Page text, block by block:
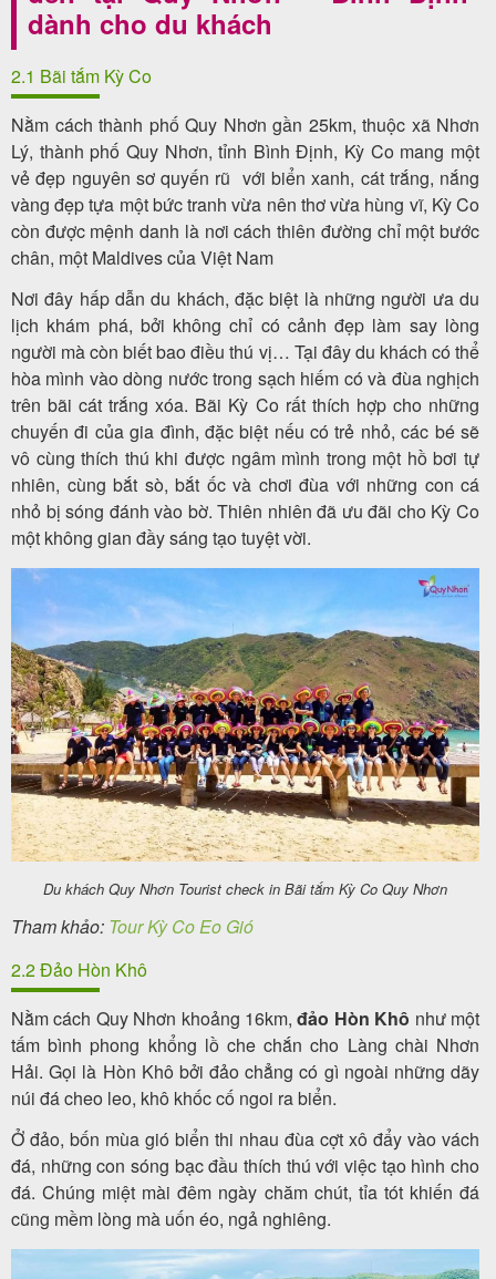
dành cho du khách
2.1 Bãi tắm Kỳ Co
Nằm cách thành phố Quy Nhơn gần 25km, thuộc xã Nhơn
Lý, thành phố Quy Nhơn, tỉnh Bình Định, Kỳ Co mang một
vẻ đẹp nguyên sơ quyến rũ với biển xanh, cát trắng, nắng
vàng đẹp tựa một bức tranh vừa nên thơ vừa hùng vĩ, Kỳ Co
còn được mệnh danh là nơi cách thiên đường chỉ một bước
chân, một Maldives của Việt Nam
Nơi đây hấp dẫn du khách, đặc biệt là những người ưa du
lịch khám phá, bởi không chỉ có cảnh đẹp làm say lòng
người mà còn biết bao điều thú vị… Tại đây du khách có thể
hòa mình vào dòng nước trong sạch hiếm có và đùa nghịch
trên bãi cát trắng xóa. Bãi Kỳ Co rất thích hợp cho những
chuyến đi của gia đình, đặc biệt nếu có trẻ nhỏ, các bé sẽ
vô cùng thích thú khi được ngâm mình trong một hồ bơi tự
nhiên, cùng bắt sò, bắt ốc và chơi đùa với những con cá
nhỏ bị sóng đánh vào bờ. Thiên nhiên đã ưu đãi cho Kỳ Co
một không gian đầy sáng tạo tuyệt vời.
Du khách Quy Nhơn Tourist check in Bãi tắm Kỳ Co Quy Nhơn
Tham khảo: Tour Kỳ Co Eo Gió
2.2 Đảo Hòn Khô
Nằm cách Quy Nhơn khoảng 16km,đảo Hòn Khô như một
tấm bình phong khổng lồ che chắn cho Làng chài Nhơn
Hải. Gọi là Hòn Khô bởi đảo chẳng có gì ngoài những dãy
núi đá cheo leo, khô khốc cố ngoi ra biển.
Ở đảo, bốn mùa gió biển thi nhau đùa cợt xô đẩy vào vách
đá, những con sóng bạc đầu thích thú với việc tạo hình cho
đá. Chúng miệt mài đêm ngày chăm chút, tỉa tót khiến đá
cũng mềm lòng mà uốn éo, ngả nghiêng.